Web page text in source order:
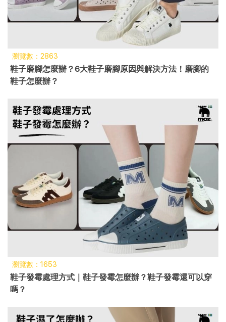
瀏覽數：2863
鞋子磨腳怎麼辦？6大鞋子磨腳原因與解決方法！磨腳的
鞋子怎麼辦？
瀏覽數：1653
鞋子發霉處理方式｜鞋子發霉怎麼辦？鞋子發霉還可以穿
嗎？